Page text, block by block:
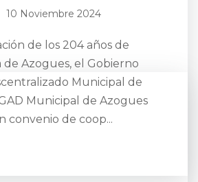
10 Noviembre 2024
de los 204 años de
Azogues, el Gobierno
Municipal de
Municipal de Azogues
convenio de coop...